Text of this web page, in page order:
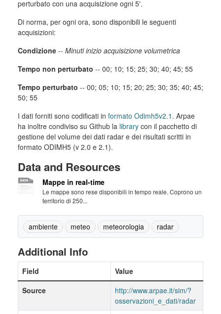
perturbato con una acquisizione ogni 5'.
Di norma, per ogni ora, sono disponibili le seguenti
acquisizioni:
Condizione -- Minuti inizio acquisizione volumetrica
Tempo non perturbato -- 00; 10; 15; 25; 30; 40; 45; 55
Tempo perturbato -- 00; 05; 10; 15; 20; 25; 30; 35; 40; 45;
50; 55
I dati forniti sono codificati in formato Odimh5v2.1 . Arpae
ha inoltre condiviso su Github la library con il pacchetto di
gestione del volume dei dati radar e dei risultati scritti in
formato ODIMH5 (v 2.0 e 2.1).
Data and Resources
Mappe in real-time
Le mappe sono rese disponibili in tempo reale. Coprono un
territorio di 250...
ambiente meteo meteorologia radar
Additional Info
Field
Value
Source
http://www.arpae.it/sim/?
osservazioni_e_dati/radar